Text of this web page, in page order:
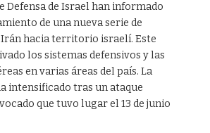
Defensa de Israel han informado
de una nueva serie de
Irán hacia territorio israelí. Este
los sistemas defensivos y las
en varias áreas del país. La
intensificado tras un ataque
que tuvo lugar el 13 de junio